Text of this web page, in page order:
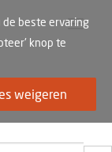
de beste ervaring
knop te
weigeren